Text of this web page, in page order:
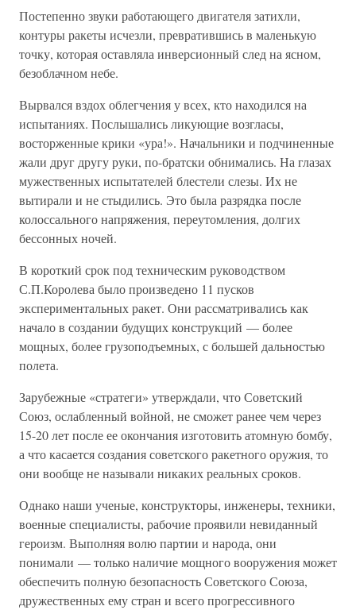
Постепенно звуки работающего двигателя затихли,
контуры ракеты исчезли, превратившись в маленькую
точку, которая оставляла инверсионный след на ясном,
безоблачном небе.
Вырвался вздох облегчения у всех, кто находился на
испытаниях. Послышались ликующие возгласы,
восторженные крики «ура!». Начальники и подчиненные
жали друг другу руки, по-братски обнимались. На глазах
мужественных испытателей блестели слезы. Их не
вытирали и не стыдились. Это была разрядка после
колоссального напряжения, переутомления, долгих
бессонных ночей.
В короткий срок под техническим руководством
С.П.Королева было произведено 11 пусков
экспериментальных ракет. Они рассматривались как
начало в создании будущих конструкций — более
мощных, более грузоподъемных, с большей дальностью
полета.
Зарубежные «стратеги» утверждали, что Советский
Союз, ослабленный войной, не сможет ранее чем через
15-20 лет после ее окончания изготовить атомную бомбу,
а что касается создания советского ракетного оружия, то
они вообще не называли никаких реальных сроков.
Однако наши ученые, конструкторы, инженеры, техники,
военные специалисты, рабочие проявили невиданный
героизм. Выполняя волю партии и народа, они
понимали — только наличие мощного вооружения может
обеспечить полную безопасность Советского Союза,
дружественных ему стран и всего прогрессивного